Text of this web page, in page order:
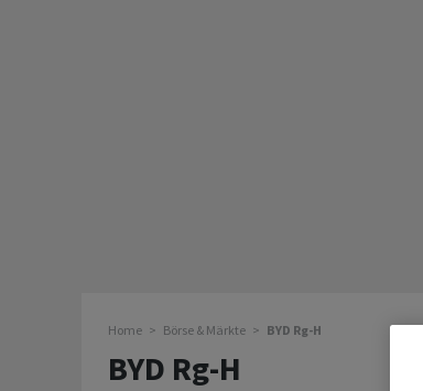
Home Börse & Märkte BYD Rg-H
BYD Rg-H